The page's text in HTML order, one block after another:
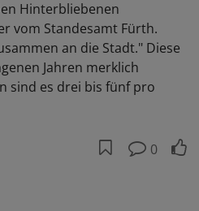
Hinterbliebenen
vom Standesamt Fürth.
an die Stadt." Diese
Jahren merklich
sind es drei bis fünf pro
0